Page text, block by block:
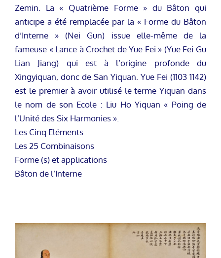
Zemin. La « Quatrième Forme » du Bâton qui
anticipe a été remplacée par la « Forme du Bâton
d’Interne » (Nei Gun) issue elle-même de la
fameuse « Lance à Crochet de Yue Fei » (Yue Fei Gu
Lian Jiang) qui est à l’origine profonde du
Xingyiquan, donc de San Yiquan. Yue Fei (1103 1142)
est le premier à avoir utilisé le terme Yiquan dans
le nom de son Ecole : Liu Ho Yiquan « Poing de
l’Unité des Six Harmonies ».
Les Cinq Eléments
Les 25 Combinaisons
Forme (s) et applications
Bâton de l’Interne